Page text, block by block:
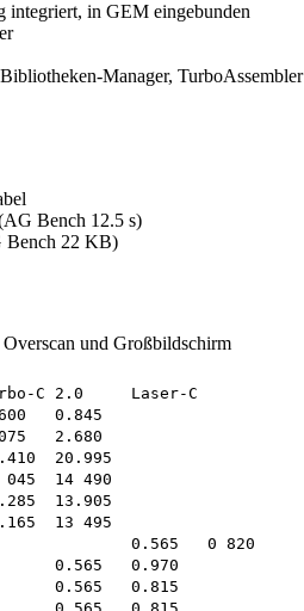
integriert, in GEM eingebunden
Manager, TurboAssembler
Bench 12.5 s)
Bench 22 KB)
und Großbildschirm